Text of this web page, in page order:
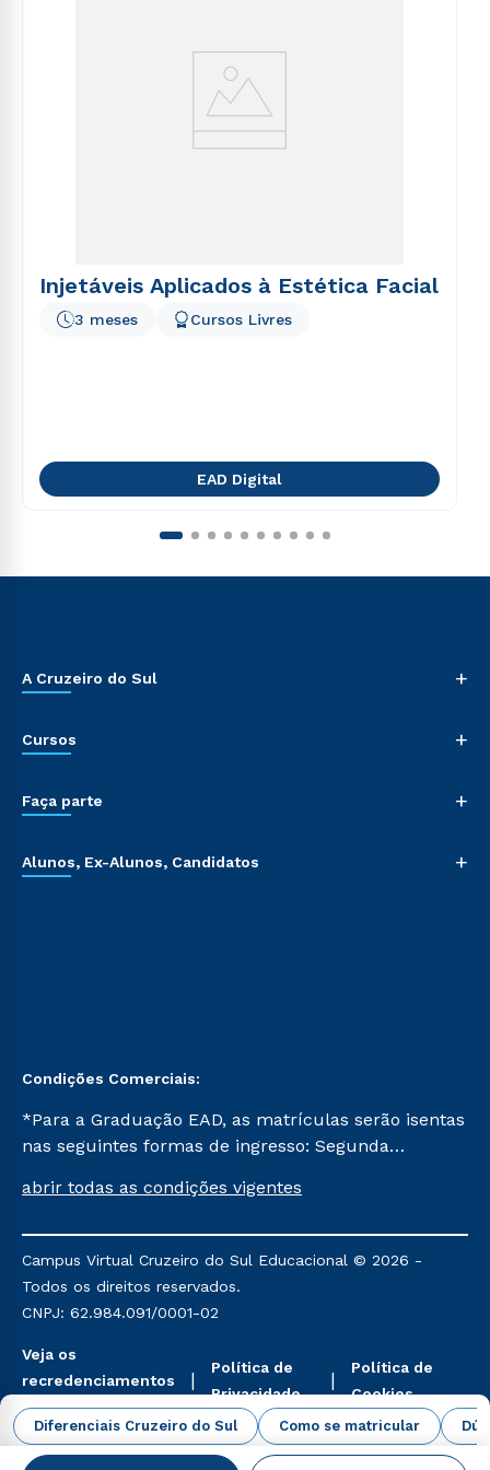
Diferenciais Cruzeiro do Sul Como se matricular
Injetáveis Aplicados à Estética Facial
3 meses Cursos Livres
EAD Digital
A Cruzeiro do Sul +
Cursos +
Faça parte +
Alunos, Ex-Alunos, Candidatos +
Condições Comerciais:
*Para a Graduação EAD, as matrículas serão isentas
nas seguintes formas de ingresso: Segunda
Já para as demais, a taxa de matrícula será de R$
mencionadas são referentes aos cursos: Ensino
Religioso, Geografia para a Docência e Metodologia
do Ensino de História: Questões Atuais.
abrir todas as condições vigentes
Campus Virtual Cruzeiro do Sul Educacional © 2026 -
Todos os direitos reservados.
CNPJ: 62.984.091/0001-02
Veja os
recredenciamentos
aqui
Política de
Privacidade
Política de
Cookies